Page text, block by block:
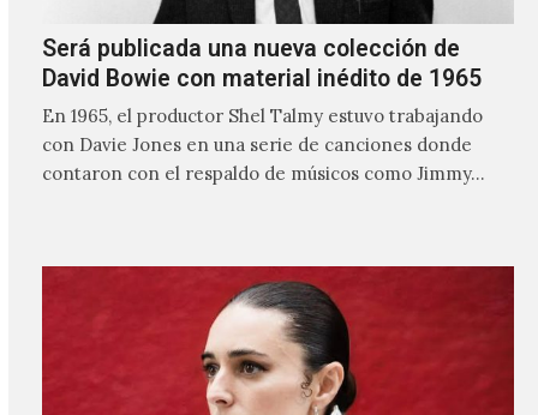
Será publicada una nueva colección de
David Bowie con material inédito de 1965
En 1965, el productor Shel Talmy estuvo trabajando
con Davie Jones en una serie de canciones donde
contaron con el respaldo de músicos como Jimmy…